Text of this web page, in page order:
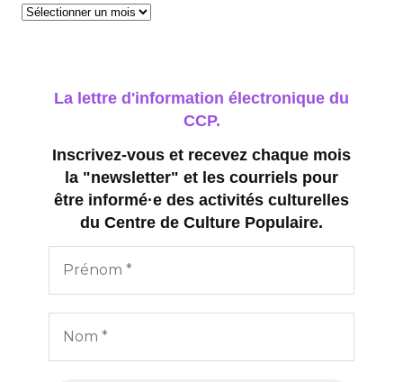
Archives
La lettre d'information électronique du
CCP.
Inscrivez-vous et recevez chaque mois
la "newsletter" et les courriels pour
être informé·e des activités culturelles
du Centre de Culture Populaire.